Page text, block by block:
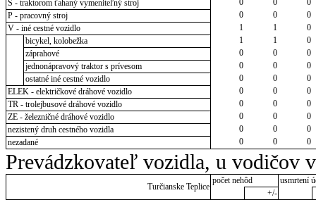
S - traktorom ťahaný vymeniteľný stroj
0 0
0
P - pracovný stroj
0 0
0
V - iné cestné vozidlo
1 1
0
bicykel, kolobežka
1 1
0
záprahové
0 0
0
jednonápravový traktor s prívesom
0 0
0
ostatné iné cestné vozidlo
0 0
0
ELEK - električkové dráhové vozidlo
0 0
0
TR - trolejbusové dráhové vozidlo
0 0
0
ZE - železničné dráhové vozidlo
0 0
0
nezistený druh cestného vozidla
0 0
0
nezadané
0 0 0
Prevádzkovateľ vozidla, u vodičov
Turčianske Teplice
počet nehôd
usmrtení
+/-